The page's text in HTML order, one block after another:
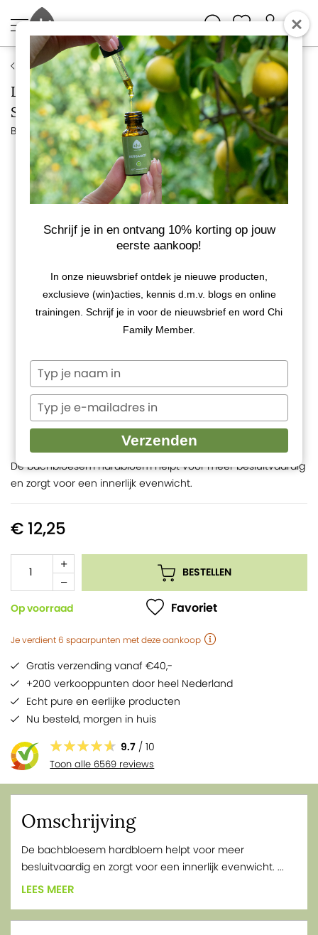
Bach bloesem druppels
LaDrôme bachbloesem 17, Hardbloem -
Scleranthus, biologisch
Bekijk meer van Ladrome
BIO
De bachbloesem hardbloem helpt voor meer besluitvaardig
en zorgt voor een innerlijk evenwicht.
€ 12,25
BESTELLEN
Op voorraad Favoriet
Je verdient6 spaarpunten met deze aankoop
Gratis verzending vanaf €40,-
+200 verkooppunten door heel Nederland
Echt pure en eerlijke producten
Nu besteld, morgen in huis
9.7 / 10
Toon alle 6569 reviews
Omschrijving
De bachbloesem hardbloem helpt voor meer
besluitvaardig en zorgt voor een innerlijk evenwicht. ...
LEES MEER
Schrijf je in en ontvang 10% korting op jouw
eerste aankoop!
In onze nieuwsbrief ontdek je nieuwe producten,
exclusieve (win)acties, kennis d.m.v. blogs en online
trainingen. Schrijf je in voor de nieuwsbrief en word Chi
Family Member.
Typ
je
naam
Typ
je
e-
mailadres
Verzenden